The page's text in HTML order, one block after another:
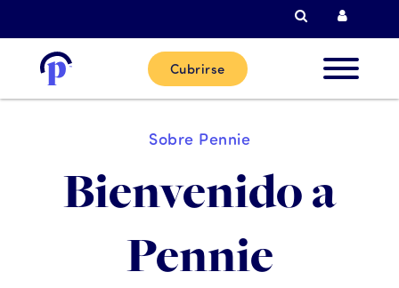
Busque en
Cubrirse
Clientes
Sobre Pennie
Bienvenido a
Pennie